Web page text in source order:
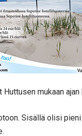
mukaan ajan
Sisällä olisi